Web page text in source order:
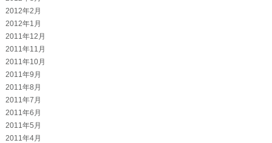
2012年2月
2012年1月
2011年12月
2011年11月
2011年10月
2011年9月
2011年8月
2011年7月
2011年6月
2011年5月
2011年4月